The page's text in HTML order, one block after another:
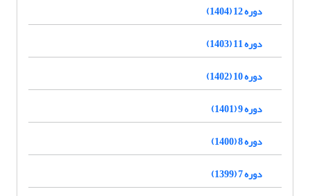
دوره 12 (1404)
دوره 11 (1403)
دوره 10 (1402)
دوره 9 (1401)
دوره 8 (1400)
دوره 7 (1399)